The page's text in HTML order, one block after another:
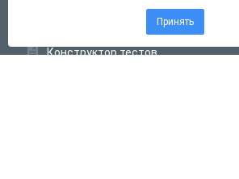
Конструктор тестов
Принять